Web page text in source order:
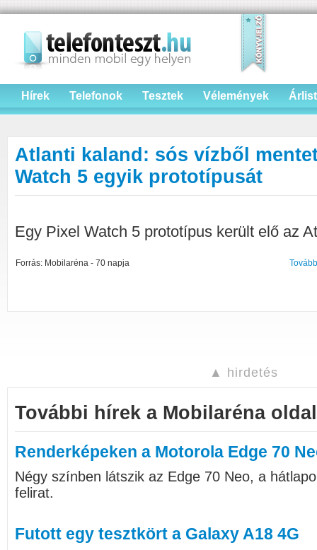
Hírek Telefonok Tesztek Vélemények
Atlanti kaland: sós vízből
Watch 5 egyik prototípusát
Egy Pixel Watch 5 prototípus került elő az
Forrás: Mobilaréna - 70 napja
▲ hirdetés
További hírek a Mobilaréna
Renderképeken a Motorola Edge 70
Négy színben látszik az Edge 70 Neo, a
felirat.
Futott egy tesztkört a Galaxy A18 4G